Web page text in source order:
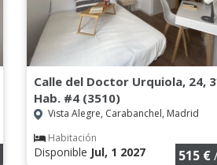
Calle del Doctor Urquiola, 24,
Hab. #4 (3510)
Vista Alegre, Carabanchel, Madrid
Habitación
Disponible Jul, 1 2027 515 €